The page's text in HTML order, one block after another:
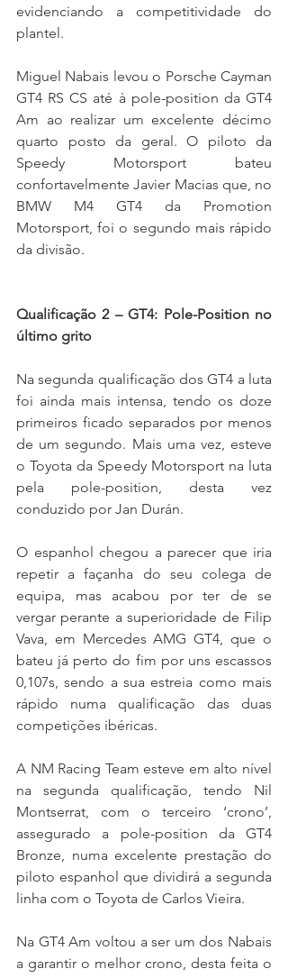
evidenciando a competitividade do
plantel.
Miguel Nabais levou o Porsche Cayman
GT4 RS CS até à pole-position da GT4
Am ao realizar um excelente décimo
quarto posto da geral. O piloto da
Speedy Motorsport bateu
confortavelmente Javier Macias que, no
BMW M4 GT4 da Promotion
Motorsport, foi o segundo mais rápido
da divisão.
Qualificação 2 – GT4: Pole-Position no
último grito
Na segunda qualificação dos GT4 a luta
foi ainda mais intensa, tendo os doze
primeiros ficado separados por menos
de um segundo. Mais uma vez, esteve
o Toyota da Speedy Motorsport na luta
pela pole-position, desta vez
conduzido por Jan Durán.
O espanhol chegou a parecer que iria
repetir a façanha do seu colega de
equipa, mas acabou por ter de se
vergar perante a superioridade de Filip
Vava, em Mercedes AMG GT4, que o
bateu já perto do fim por uns escassos
0,107s, sendo a sua estreia como mais
rápido numa qualificação das duas
competições ibéricas.
A NM Racing Team esteve em alto nível
na segunda qualificação, tendo Nil
Montserrat, com o terceiro ‘crono’,
assegurado a pole-position da GT4
Bronze, numa excelente prestação do
piloto espanhol que dividirá a segunda
linha com o Toyota de Carlos Vieira.
Na GT4 Am voltou a ser um dos Nabais
a garantir o melhor crono, desta feita o